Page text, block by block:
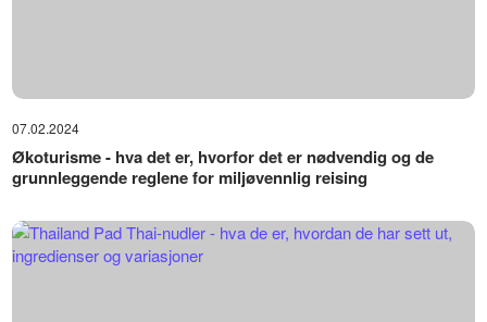
07.02.2024
Økoturisme - hva det er, hvorfor det er nødvendig og de
grunnleggende reglene for miljøvennlig reising